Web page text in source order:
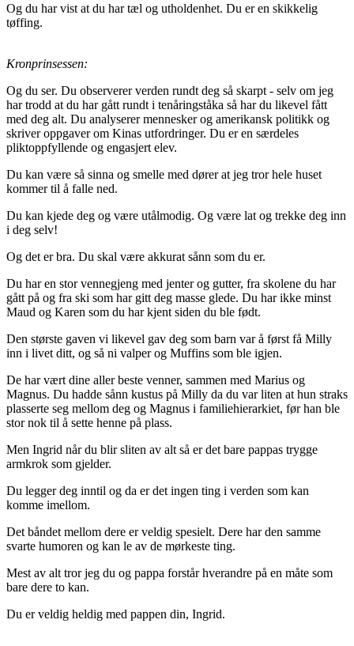
Og du har vist at du har tæl og utholdenhet. Du er en skikkelig
tøffing.
Kronprinsessen:
Og du ser. Du observerer verden rundt deg så skarpt - selv om jeg
har trodd at du har gått rundt i tenåringståka så har du likevel fått
med deg alt. Du analyserer mennesker og amerikansk politikk og
skriver oppgaver om Kinas utfordringer. Du er en særdeles
pliktoppfyllende og engasjert elev.
Du kan være så sinna og smelle med dører at jeg tror hele huset
kommer til å falle ned.
Du kan kjede deg og være utålmodig. Og være lat og trekke deg inn
i deg selv!
Og det er bra. Du skal være akkurat sånn som du er.
Du har en stor vennegjeng med jenter og gutter, fra skolene du har
gått på og fra ski som har gitt deg masse glede. Du har ikke minst
Maud og Karen som du har kjent siden du ble født.
Den største gaven vi likevel gav deg som barn var å først få Milly
inn i livet ditt, og så ni valper og Muffins som ble igjen.
De har vært dine aller beste venner, sammen med Marius og
Magnus. Du hadde sånn kustus på Milly da du var liten at hun straks
plasserte seg mellom deg og Magnus i familiehierarkiet, før han ble
stor nok til å sette henne på plass.
Men Ingrid når du blir sliten av alt så er det bare pappas trygge
armkrok som gjelder.
Du legger deg inntil og da er det ingen ting i verden som kan
komme imellom.
Det båndet mellom dere er veldig spesielt. Dere har den samme
svarte humoren og kan le av de mørkeste ting.
Mest av alt tror jeg du og pappa forstår hverandre på en måte som
bare dere to kan.
Du er veldig heldig med pappen din, Ingrid.